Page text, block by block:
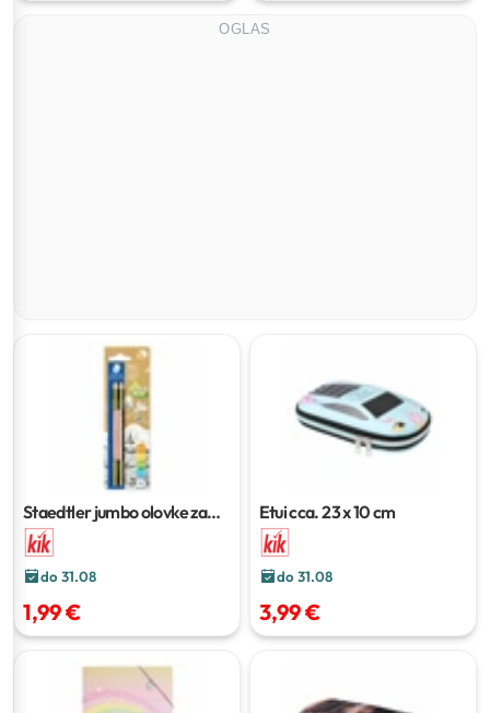
OGLAS
Staedtler jumbo olovke za
učenje pisanja
do 31.08
1,99 €
Etuicca. 23 x 10 cm
do 31.08
3,99 €